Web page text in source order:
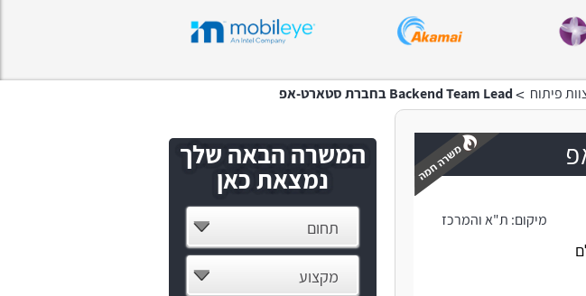
פיתוח >Backend Team Lead בחברת סטארט-אפ
מיקום: ת"א והמרכז
המשרה הבאה שלך
נמצאת כאן
תחום
מקצוע